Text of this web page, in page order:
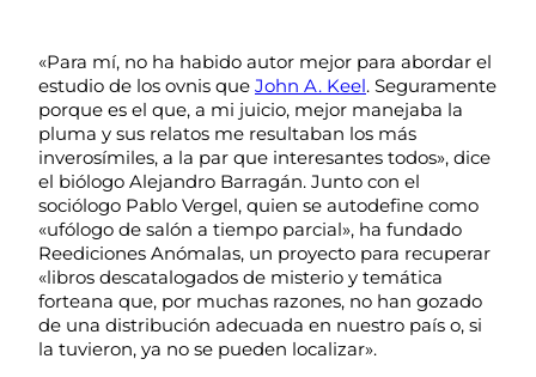
«Para mí, no ha habido autor mejor para abordar el
estudio de los ovnis que John A. Keel. Seguramente
porque es el que, a mi juicio, mejor manejaba la
pluma y sus relatos me resultaban los más
inverosímiles, a la par que interesantes todos», dice
el biólogo Alejandro Barragán. Junto con el
sociólogo Pablo Vergel, quien se autodefine como
«ufólogo de salón a tiempo parcial», ha fundado
Reediciones Anómalas, un proyecto para recuperar
«libros descatalogados de misterio y temática
forteana que, por muchas razones, no han gozado
de una distribución adecuada en nuestro país o, si
la tuvieron, ya no se pueden localizar».